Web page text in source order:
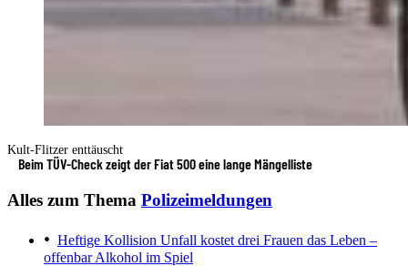
Kult-Flitzer enttäuscht
Beim TÜV-Check zeigt der Fiat 500 eine lange Mängelliste
Alles zum Thema Polizeimeldungen
Heftige Kollision Unfall kostet drei Frauen das Leben –
offenbar Alkohol im Spiel